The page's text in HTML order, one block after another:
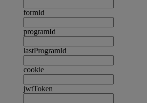
formId
programId
lastProgramId
cookie
jwtToken